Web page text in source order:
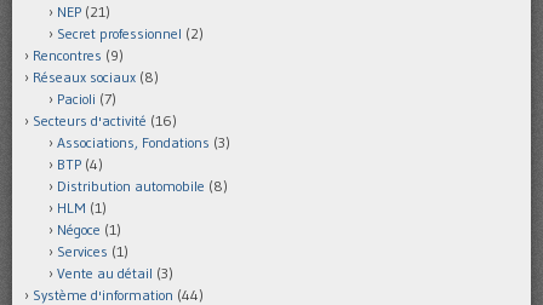
NEP (21)
Secret professionnel (2)
Rencontres (9)
Réseaux sociaux (8)
Pacioli (7)
Secteurs d'activité (16)
Associations, Fondations (3)
BTP (4)
Distribution automobile (8)
HLM (1)
Négoce (1)
Services (1)
Vente au détail (3)
Système d'information (44)